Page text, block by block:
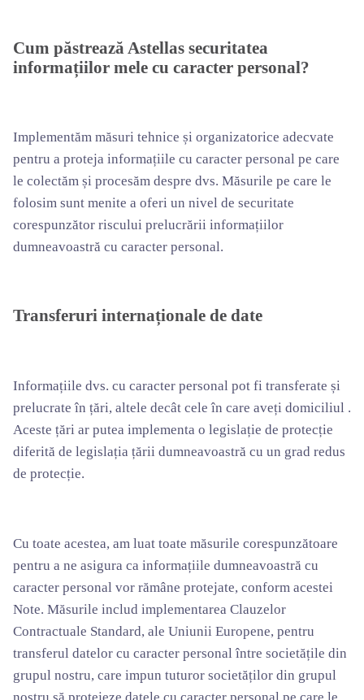
Cum păstrează Astellas securitatea
informațiilor mele cu caracter personal?
Implementăm măsuri tehnice și organizatorice adecvate
pentru a proteja informațiile cu caracter personal pe care
le colectăm și procesăm despre dvs. Măsurile pe care le
folosim sunt menite a oferi un nivel de securitate
corespunzător riscului prelucrării informațiilor
dumneavoastră cu caracter personal.
Transferuri internaționale de date
Informațiile dvs. cu caracter personal pot fi transferate și
prelucrate în țări, altele decât cele în care aveți domiciliul .
Aceste țări ar putea implementa o legislație de protecție
diferită de legislația țării dumneavoastră cu un grad redus
de protecție.
Cu toate acestea, am luat toate măsurile corespunzătoare
pentru a ne asigura ca informațiile dumneavoastră cu
caracter personal vor rămâne protejate, conform acestei
Note. Măsurile includ implementarea Clauzelor
Contractuale Standard, ale Uniunii Europene, pentru
transferul datelor cu caracter personal între societățile din
grupul nostru, care impun tuturor societăților din grupul